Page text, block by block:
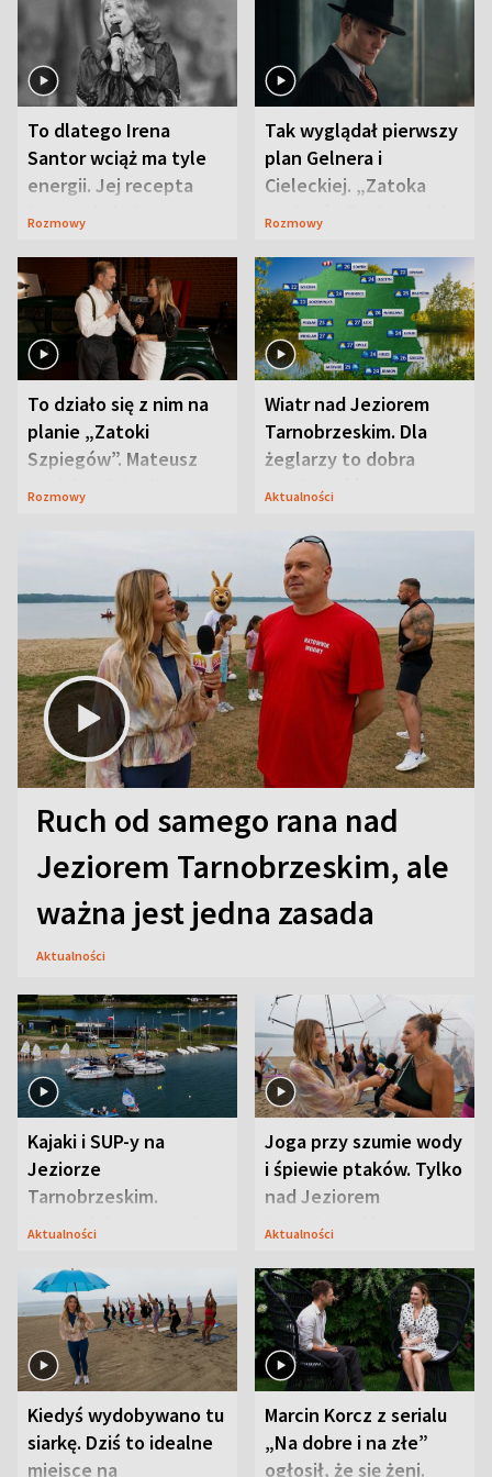
To dlatego Irena
Santor wciąż ma tyle
energii. Jej recepta
jest zaskakująco
Rozmowy
Tak wyglądał pierwszy
plan Gelnera i
Cieleckiej. „Zatoka
szpiegów” od razu ich
Rozmowy
To działo się z nim na
planie „Zatoki
Szpiegów”. Mateusz
Janicki odsłonił
Rozmowy
Wiatr nad Jeziorem
Tarnobrzeskim. Dla
żeglarzy to dobra
wiadomość
Aktualności
Ruch od samego rana nad
Jeziorem Tarnobrzeskim, ale
ważna jest jedna zasada
Aktualności
Kajaki i SUP-y na
Jeziorze
Tarnobrzeskim.
Przyrodnicy zwracają
Aktualności
Joga przy szumie wody
i śpiewie ptaków. Tylko
nad Jeziorem
Tarnobrzeskim
Aktualności
Kiedyś wydobywano tu
siarkę. Dziś to idealne
miejsce na
Marcin Korcz z serialu
„Na dobre i na złe”
ogłosił, że się żeni.